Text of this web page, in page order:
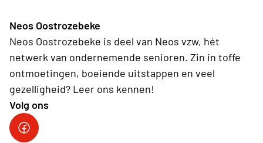
Neos Oostrozebeke
Neos Oostrozebeke is deel van Neos vzw, hét
netwerk van ondernemende senioren. Zin in toffe
ontmoetingen, boeiende uitstappen en veel
gezelligheid? Leer ons kennen!
Volg ons